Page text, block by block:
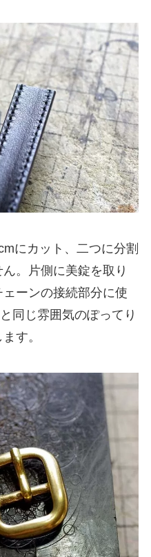
にカット、二つに分割
。片側に美錠を取り
ーンの接続部分に使
同じ雰囲気のぽってり
す。